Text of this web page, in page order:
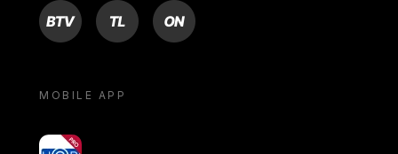
BTV TL ON
MOBILE APP
yoU@B